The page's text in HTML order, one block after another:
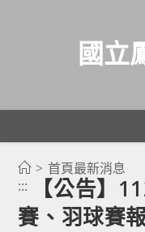
國立
> 首頁最新消息
:::
【公告】
賽、羽球賽